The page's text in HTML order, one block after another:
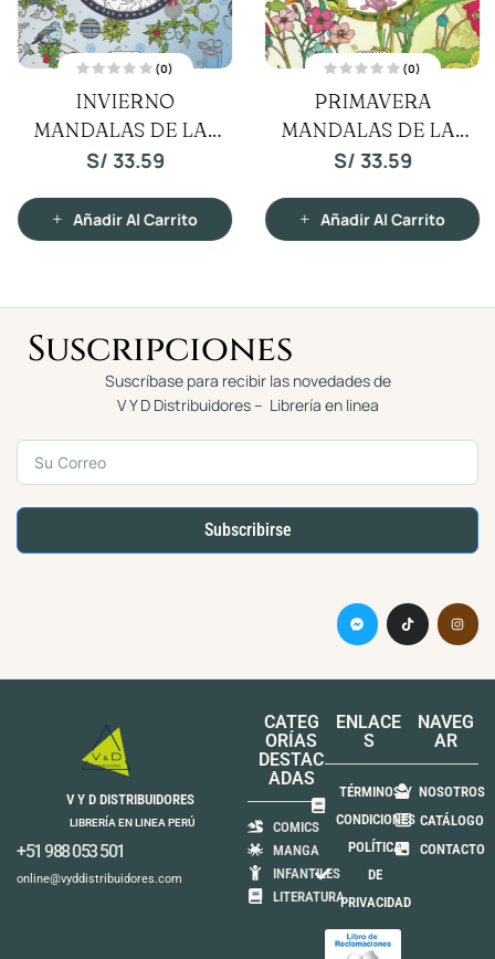
a
l
o
r
o
0
e
(0)
INVIERNO
MANDALAS DE LAS
ESTACIONES
S/33.59
Añadir Al Carrito
a
o
r
o
0
e
(0)
PRIMAVERA
MANDALAS DE LAS
ESTACIONES
S/33.59
Añadir Al Carrito
Suscripciones
Suscríbase para recibir las novedades de
V Y D Distribuidores – Librería en linea
Subscribirse
V Y D DISTRIBUIDORES
LIBRERÍA EN LINEA PERÚ
+51 988 053 501
online@vyddistribuidores.com
CATEG
ORÍAS
DESTAC
ADAS
COMICS
MANGA
INFANTILES
LITERATURA
ENLACE
S
TÉRMINOS Y
CONDICIONES
POLÍTICA
DE
PRIVACIDAD
NAVEG
AR
NOSOTROS
CATÁLOGO
CONTACTO